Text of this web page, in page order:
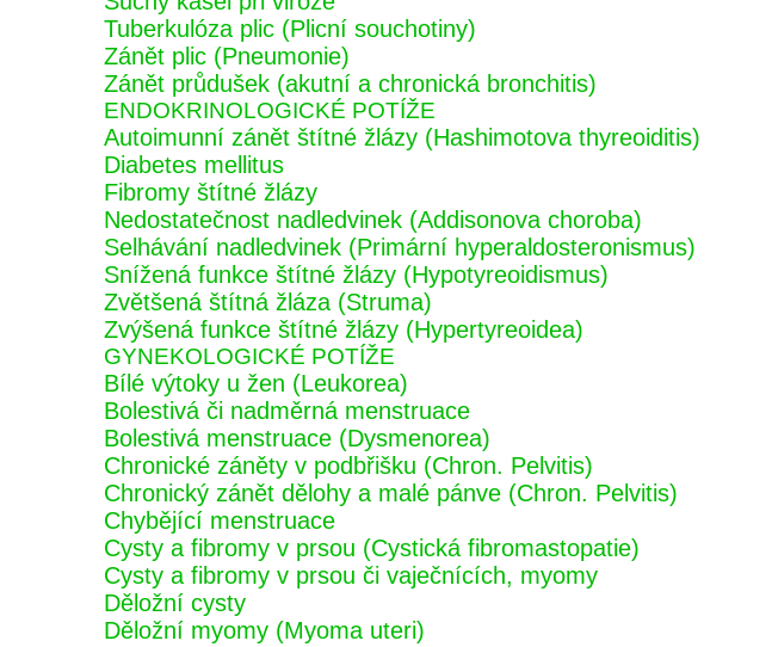
Tuberkulóza plic (Plicní souchotiny)
Zánět plic (Pneumonie)
Zánět průdušek (akutní a chronická bronchitis)
ENDOKRINOLOGICKÉ POTÍŽE
Autoimunní zánět štítné žlázy (Hashimotova thyreoiditis)
Diabetes mellitus
Fibromy štítné žlázy
Nedostatečnost nadledvinek (Addisonova choroba)
Selhávání nadledvinek (Primární hyperaldosteronismus)
Snížená funkce štítné žlázy (Hypotyreoidismus)
Zvětšená štítná žláza (Struma)
Zvýšená funkce štítné žlázy (Hypertyreoidea)
GYNEKOLOGICKÉ POTÍŽE
Bílé výtoky u žen (Leukorea)
Bolestivá či nadměrná menstruace
Bolestivá menstruace (Dysmenorea)
Chronické záněty v podbřišku (Chron. Pelvitis)
Chronický zánět dělohy a malé pánve (Chron. Pelvitis)
Chybějící menstruace
Cysty a fibromy v prsou (Cystická fibromastopatie)
Cysty a fibromy v prsou či vaječnících, myomy
Děložní cysty
Děložní myomy (Myoma uteri)